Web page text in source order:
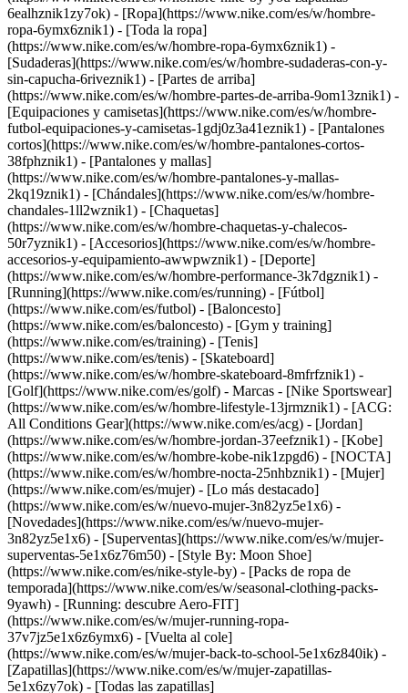
6ealhznik1zy7ok) - [Ropa](https://www.nike.com/es/w/hombre-
ropa-6ymx6znik1) - [Toda la ropa]
(https://www.nike.com/es/w/hombre-ropa-6ymx6znik1) -
[Sudaderas](https://www.nike.com/es/w/hombre-sudaderas-con-y-
sin-capucha-6riveznik1) - [Partes de arriba]
(https://www.nike.com/es/w/hombre-partes-de-arriba-9om13znik1) -
[Equipaciones y camisetas](https://www.nike.com/es/w/hombre-
futbol-equipaciones-y-camisetas-1gdj0z3a41eznik1) - [Pantalones
cortos](https://www.nike.com/es/w/hombre-pantalones-cortos-
38fphznik1) - [Pantalones y mallas]
(https://www.nike.com/es/w/hombre-pantalones-y-mallas-
2kq19znik1) - [Chándales](https://www.nike.com/es/w/hombre-
chandales-1ll2wznik1) - [Chaquetas]
(https://www.nike.com/es/w/hombre-chaquetas-y-chalecos-
50r7yznik1) - [Accesorios](https://www.nike.com/es/w/hombre-
accesorios-y-equipamiento-awwpwznik1) - [Deporte]
(https://www.nike.com/es/w/hombre-performance-3k7dgznik1) -
[Running](https://www.nike.com/es/running) - [Fútbol]
(https://www.nike.com/es/futbol) - [Baloncesto]
(https://www.nike.com/es/baloncesto) - [Gym y training]
(https://www.nike.com/es/training) - [Tenis]
(https://www.nike.com/es/tenis) - [Skateboard]
(https://www.nike.com/es/w/hombre-skateboard-8mfrfznik1) -
[Golf](https://www.nike.com/es/golf) - Marcas - [Nike Sportswear]
(https://www.nike.com/es/w/hombre-lifestyle-13jrmznik1) - [ACG:
All Conditions Gear](https://www.nike.com/es/acg) - [Jordan]
(https://www.nike.com/es/w/hombre-jordan-37eefznik1) - [Kobe]
(https://www.nike.com/es/w/hombre-kobe-nik1zpgd6) - [NOCTA]
(https://www.nike.com/es/w/hombre-nocta-25nhbznik1) - [Mujer]
(https://www.nike.com/es/mujer) - [Lo más destacado]
(https://www.nike.com/es/w/nuevo-mujer-3n82yz5e1x6) -
[Novedades](https://www.nike.com/es/w/nuevo-mujer-
3n82yz5e1x6) - [Superventas](https://www.nike.com/es/w/mujer-
superventas-5e1x6z76m50) - [Style By: Moon Shoe]
(https://www.nike.com/es/nike-style-by) - [Packs de ropa de
temporada](https://www.nike.com/es/w/seasonal-clothing-packs-
9yawh) - [Running: descubre Aero-FIT]
(https://www.nike.com/es/w/mujer-running-ropa-
37v7jz5e1x6z6ymx6) - [Vuelta al cole]
(https://www.nike.com/es/w/mujer-back-to-school-5e1x6z840ik) -
[Zapatillas](https://www.nike.com/es/w/mujer-zapatillas-
5e1x6zy7ok) - [Todas las zapatillas]